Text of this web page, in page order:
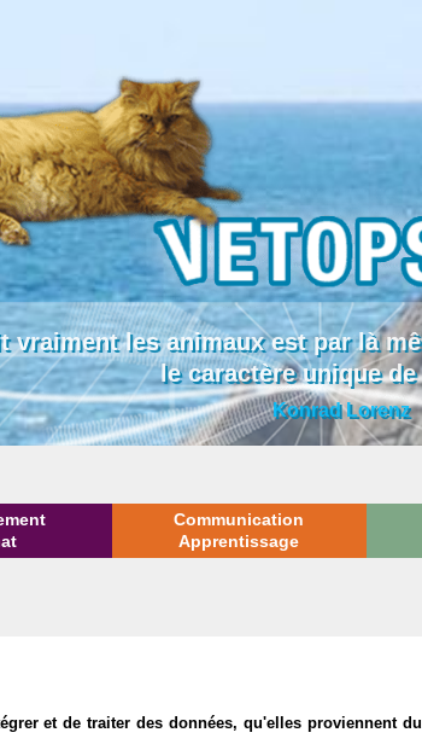
vraiment les animaux est par là
le caractère unique
Konrad Lorenz
Communication
Apprentissage
et de traiter des données, qu'elles proviennent